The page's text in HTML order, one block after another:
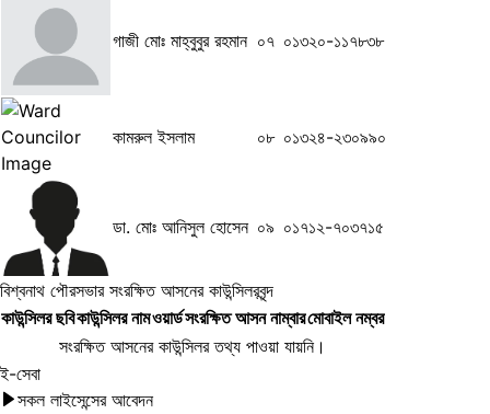
গাজী মোঃ মাহ্বুবুর রহমান ০৭ ০১৩২০-১১৭৮৩৮
কামরুল ইসলাম ০৮ ০১৩২৪-২৩০৯৯০
ডা. মোঃ আনিসুল হোসেন ০৯ ০১৭১২-৭০৩৭১৫
বিশ্বনাথ পৌরসভার সংরক্ষিত আসনের কাউন্সিলরবৃন্দ
কাউন্সিলর ছবিকাউন্সিলর নামওয়ার্ডসংরক্ষিত আসন নাম্বারমোবাইল নম্বর
সংরক্ষিত আসনের কাউন্সিলর তথ্য পাওয়া যায়নি।
ই-সেবা
সকল লাইসেন্সের আবেদন